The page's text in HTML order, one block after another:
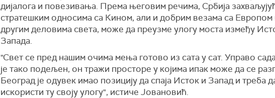
дијалога и повезивања. Према његовим речима, Србија
стратешким односима са Кином, али и добрим везама са Европом
другим деловима света, може да преузме улогу моста између
Запада.
"Свет се пред нашим очима мења готово из сата у сат. Управо
је тако подељен, он тражи просторе у којима ипак може да се
Београд је одувек имао позицију да спаја Исток и Запад и треба
искористи ту своју улогу", истиче Јовановић.